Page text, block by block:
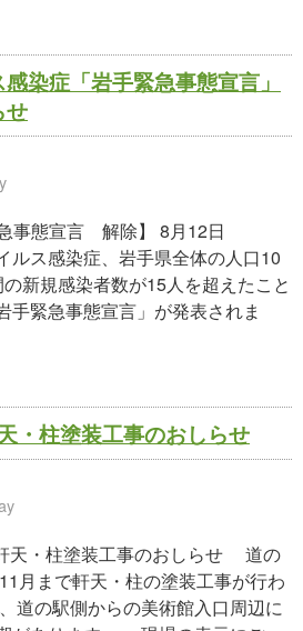
染症「岩手緊急事態宣言」
せ
事態宣言 解除】 8月12日
ルス感染症、岩手県全体の人口10
新規感染者数が15人を超えたこと
手緊急事態宣言」が発表されま
・柱塗装工事のおしらせ
・柱塗装工事のおしらせ 道の
月まで軒天・柱の塗装工事が行わ
の駅側からの美術館入口周辺に